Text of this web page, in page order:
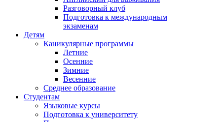
Разговорный клуб
Подготовка к международным
экзаменам
Детям
Каникулярные программы
Летние
Осенние
Зимние
Весенние
Среднее образование
Студентам
Языковые курсы
Подготовка к университету